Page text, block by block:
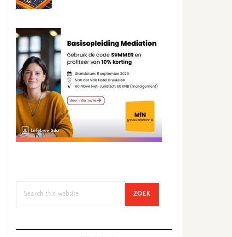
ZOEKSEARCH